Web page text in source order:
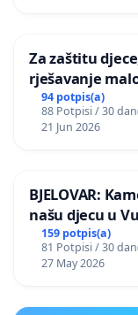
Za zaštitu
rješavanje
94 potpis(a)
88 Potpisi / 30
21 Jun 2026
BJELOVAR:
našu djecu u
159 potpis(a)
81 Potpisi / 30
27 May 2026